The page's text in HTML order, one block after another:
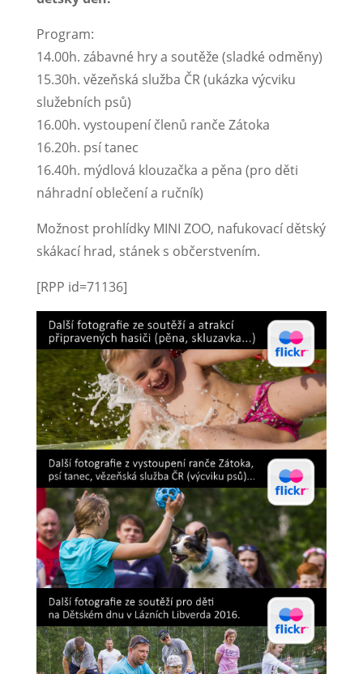
Program:
14.00h. zábavné hry a soutěže (sladké odměny)
15.30h. vězeňská služba ČR (ukázka výcviku
služebních psů)
16.00h. vystoupení členů ranče Zátoka
16.20h. psí tanec
16.40h. mýdlová klouzačka a pěna (pro děti
náhradní oblečení a ručník)
Možnost prohlídky MINI ZOO, nafukovací dětský
skákací hrad, stánek s občerstvením.
[RPP id=71136]